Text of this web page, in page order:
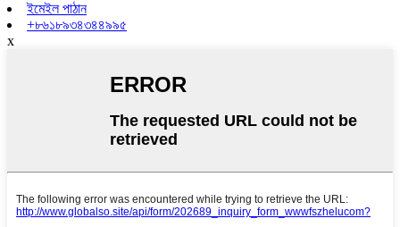
ইমেইল পাঠান
+৮৬১৮৯৩৪৩৪৪৯৯৫
x